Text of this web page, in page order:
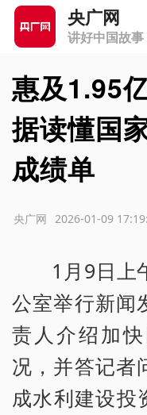
央广网
讲好中国故
惠及1.95
据读懂国
成绩单
2026-01-09
央广网
1月9日上
公室举行新闻
责人介绍加
况，并答记者
成水利建设投